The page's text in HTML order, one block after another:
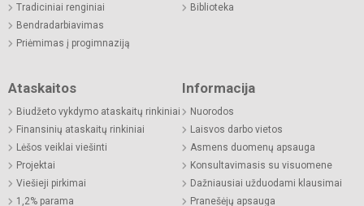
Tradiciniai renginiai
Bendradarbiavimas
Priėmimas į progimnaziją
Biblioteka
Ataskaitos
Biudžeto vykdymo ataskaitų rinkiniai
Finansinių ataskaitų rinkiniai
Lėšos veiklai viešinti
Projektai
Viešieji pirkimai
1,2% parama
Informacija
Nuorodos
Laisvos darbo vietos
Asmens duomenų apsauga
Konsultavimasis su visuomene
Dažniausiai užduodami klausimai
Pranešėjų apsauga